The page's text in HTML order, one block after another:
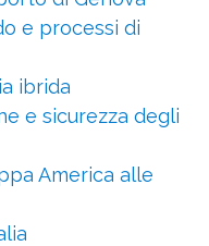
e processi di
ibrida
e sicurezza degli
America alle